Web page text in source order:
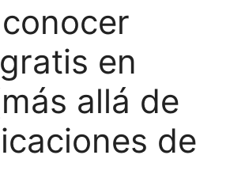
en
allá de
de